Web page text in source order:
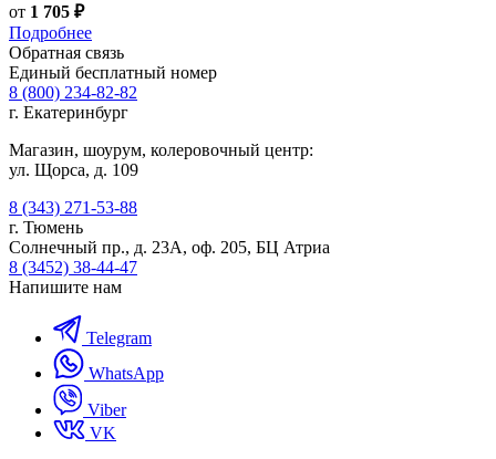
от 1 705 ₽
Подробнее
Обратная связь
Единый бесплатный номер
8 (800) 234-82-82
г. Екатеринбург
Магазин, шоурум, колеровочный центр:
ул. Щорса, д. 109
8 (343) 271-53-88
г. Тюмень
Солнечный пр., д. 23А, оф. 205, БЦ Атриа
8 (3452) 38-44-47
Напишите нам
Telegram
WhatsApp
Viber
VK